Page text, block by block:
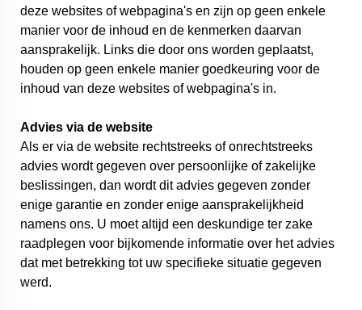
deze websites of webpagina's en zijn op geen enkele
manier voor de inhoud en de kenmerken daarvan
aansprakelijk. Links die door ons worden geplaatst,
houden op geen enkele manier goedkeuring voor de
inhoud van deze websites of webpagina's in.
Advies via de website
Als er via de website rechtstreeks of onrechtstreeks
advies wordt gegeven over persoonlijke of zakelijke
beslissingen, dan wordt dit advies gegeven zonder
enige garantie en zonder enige aansprakelijkheid
namens ons. U moet altijd een deskundige ter zake
raadplegen voor bijkomende informatie over het advies
dat met betrekking tot uw specifieke situatie gegeven
werd.